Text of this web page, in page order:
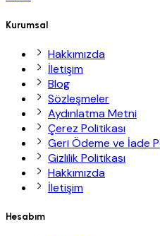
Kurumsal
Hakkımızda
İletişim
Blog
Sözleşmeler
Aydınlatma Metni
Çerez Politikası
Geri Ödeme ve İade
Gizlilik Politikası
Hakkımızda
İletişim
Hesabım